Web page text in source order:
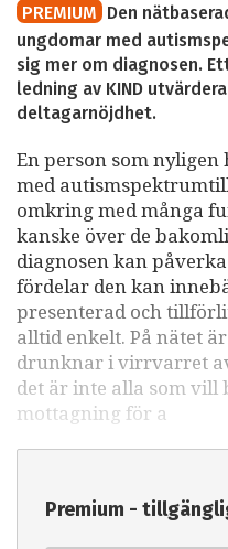
PREMIUM Den
ungdomar med
sig mer om diagnosen.
ledning av KIND
deltagarnöjdhet.
En person som
med
omkring med många
kanske över de
diagnosen kan
fördelar den kan
presenterad och
alltid enkelt. På nätet
drunknar i virrvarret
det är inte alla som vill
mottagning för a
Premium -